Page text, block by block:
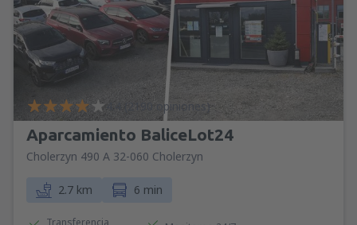
4.4 (2190 opiniones)
Aparcamiento BaliceLot24
Cholerzyn 490 A 32-060 Cholerzyn
2.7 km 6 min
Transferencia